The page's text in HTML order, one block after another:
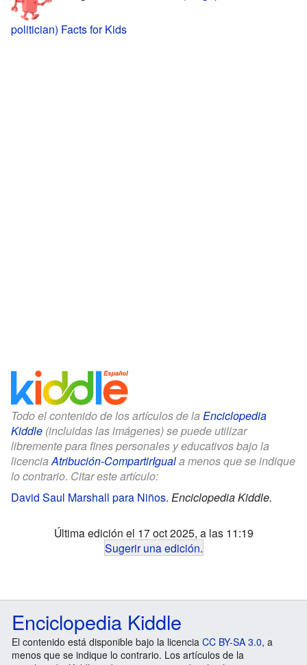
politician) Facts for Kids
Todo el contenido de los artículos de la Enciclopedia
Kiddle (incluidas las imágenes) se puede utilizar
libremente para fines personales y educativos bajo la
licencia Atribución-CompartirIguala menos que se indique
lo contrario. Citar este artículo:
David Saul Marshall para Niños. Enciclopedia Kiddle.
Última edición el 17 oct 2025, a las 11:19
Sugerir una edición.
Enciclopedia Kiddle
El contenido está disponible bajo la licencia CC BY-SA 3.0, a
menos que se indique lo contrario. Los artículos de la